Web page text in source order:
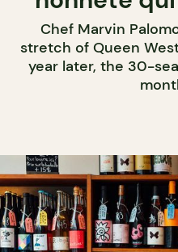
Chef Marvin
stretch of Queen
year later, the 30-